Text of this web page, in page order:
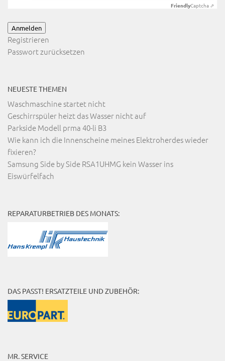
FriendlyCaptcha ⇗
Anmelden
Registrieren
Passwort zurücksetzen
NEUESTE THEMEN
Waschmaschine startet nicht
Geschirrspüler heizt das Wasser nicht auf
Parkside Modell prma 40-li B3
Wie kann ich die Innenscheine meines Elektroherdes wieder
fixieren?
Samsung Side by Side RSA1UHMG kein Wasser ins
Eiswürfelfach
REPARATURBETRIEB DES MONATS:
DAS PASST! ERSATZTEILE UND ZUBEHÖR:
MR. SERVICE